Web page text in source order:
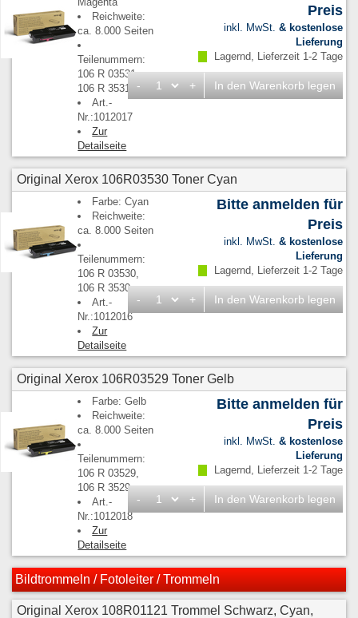
Reichweite:
ca. 8.000 Seiten
Teilenummern:
106 R 03531,
106 R 3531
Art.-
Nr.:1012017
Zur
Detailseite
Preis
inkl. MwSt. & kostenlose
Lieferung
Lagernd, Lieferzeit 1-2 Tage
- + In den Warenkorb legen
Original Xerox 106R03530 Toner Cyan
Farbe: Cyan
Reichweite:
ca. 8.000 Seiten
Teilenummern:
106 R 03530,
106 R 3530
Art.-
Nr.:1012016
Zur
Detailseite
Bitte anmelden für
Preis
inkl. MwSt. & kostenlose
Lieferung
Lagernd, Lieferzeit 1-2 Tage
- + In den Warenkorb legen
Original Xerox 106R03529 Toner Gelb
Farbe: Gelb
Reichweite:
ca. 8.000 Seiten
Teilenummern:
106 R 03529,
106 R 3529
Art.-
Nr.:1012018
Zur
Detailseite
Bitte anmelden für
Preis
inkl. MwSt. & kostenlose
Lieferung
Lagernd, Lieferzeit 1-2 Tage
- + In den Warenkorb legen
Bildtrommeln / Fotoleiter / Trommeln
Original Xerox 108R01121 Trommel Schwarz, Cyan,